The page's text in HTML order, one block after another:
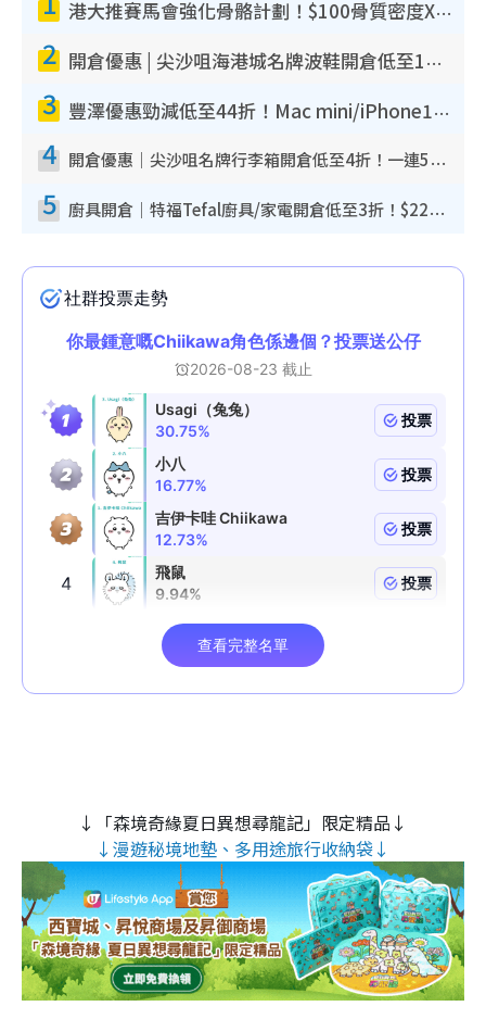
港大推賽馬會強化骨骼計劃！$100骨質密度X光檢查 完成免費運動訓練送超市禮券！附參加資格
2 開倉優惠 | 尖沙咀海港城名牌波鞋開倉低至1折！On鞋$899起／Joy&Peace鞋履$98起
3 豐澤優惠勁減低至44折！Mac mini/iPhone17Pro大減價！廚房家電$220起
4 開倉優惠｜尖沙咀名牌行李箱開倉低至4折！一連5日 American Tourister/ace./Hallmark $200起！
5 廚具開倉｜特福Tefal廚具/家電開倉低至3折！$220起買平底鍋/炒鑊/湯煲！電飯煲/吸塵機/燙斗$418起
↓「森境奇緣夏日異想尋龍記」限定精品↓
↓漫遊秘境地墊、多用途旅行收納袋↓